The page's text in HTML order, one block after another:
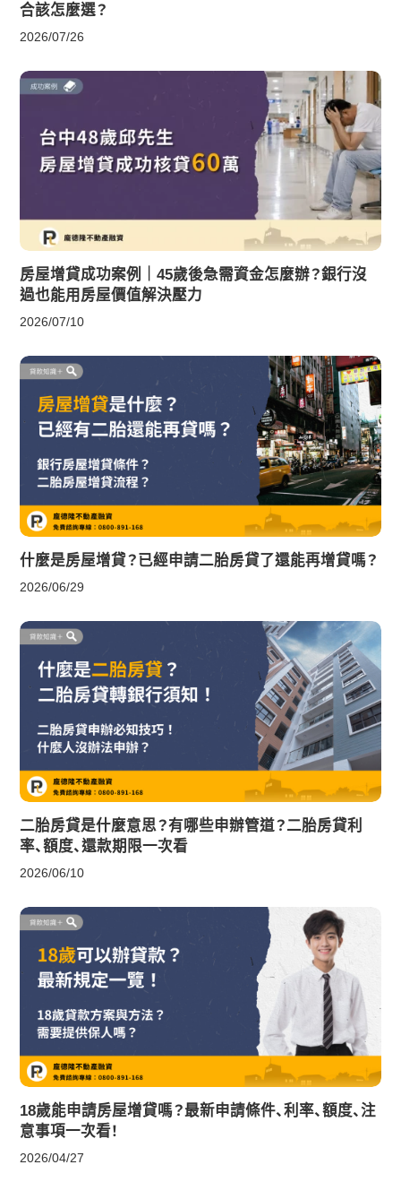
合該怎麼選？
2026/07/26
房屋增貸成功案例｜45歲後急需資金怎麼辦？銀行沒
過也能用房屋價值解決壓力
2026/07/10
什麼是房屋增貸？已經申請二胎房貸了還能再增貸嗎？
2026/06/29
二胎房貸是什麼意思？有哪些申辦管道？二胎房貸利
率、額度、還款期限一次看
2026/06/10
18歲能申請房屋增貸嗎？最新申請條件、利率、額度、注
意事項一次看！
2026/04/27